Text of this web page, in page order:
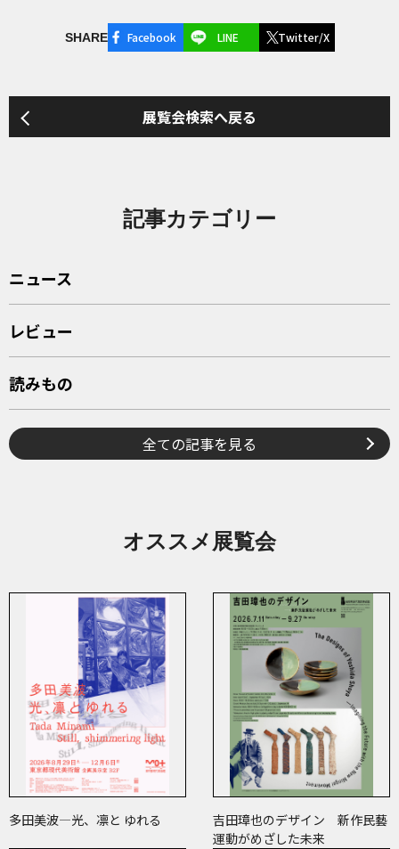
SHARE Facebook LINE Twitter/X
展覧会検索へ戻る
記事カテゴリー
ニュース
レビュー
読みもの
全ての記事を見る
オススメ展覧会
多田美波―光、凛と ゆれる
吉田璋也のデザイン 新作民藝
運動がめざした未来